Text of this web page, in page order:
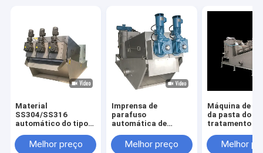
Material
SS304/SS316
automático do tipo
equipamento do
tratamento de
Melhor preço
Imprensa de
parafuso
automática de
residuais da
máquina da lama do
Melhor preço
Máquina de
da pasta do
tratamento de
equipamento
Melhor